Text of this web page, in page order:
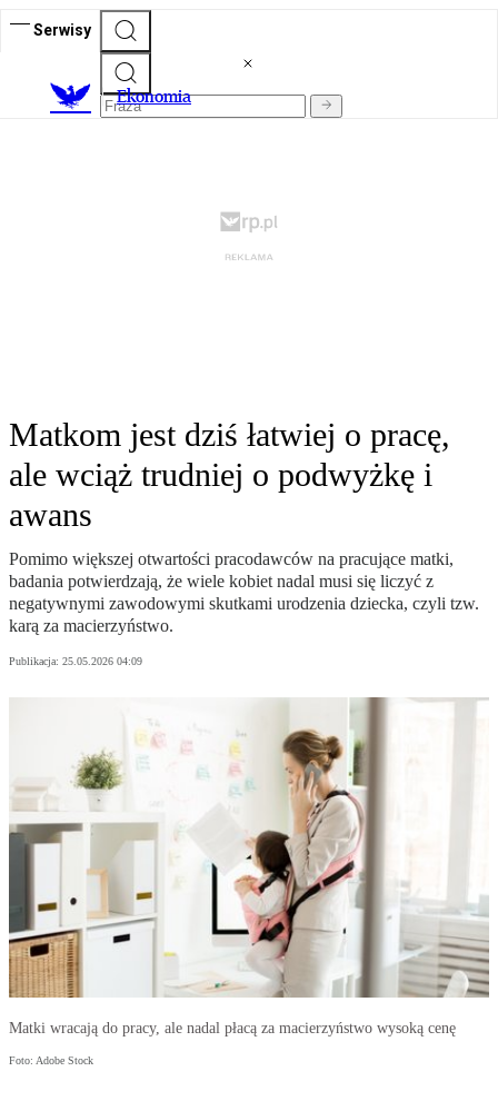
Serwisy
Ekonomia
Matkom jest dziś łatwiej o pracę,
ale wciąż trudniej o podwyżkę i
awans
Pomimo większej otwartości pracodawców na pracujące matki,
badania potwierdzają, że wiele kobiet nadal musi się liczyć z
negatywnymi zawodowymi skutkami urodzenia dziecka, czyli tzw.
karą za macierzyństwo.
Publikacja: 25.05.2026 04:09
Matki wracają do pracy, ale nadal płacą za macierzyństwo wysoką cenę
Foto: Adobe Stock